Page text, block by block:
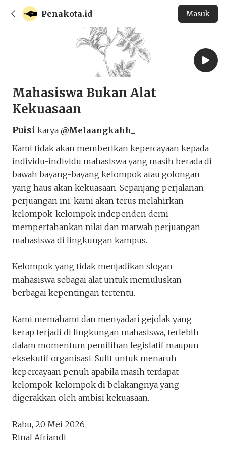
Penakota.id Masuk
Mahasiswa Bukan Alat
Kekuasaan
Puisi karya @Melaangkahh_
Mahasiswa Bukan Alat
Melaangkahh_
Penakota.id
Kami tidak akan memberikan kepercayaan kepada
individu-individu mahasiswa yang masih berada di
bawah bayang-bayang kelompok atau golongan
yang haus akan kekuasaan. Sepanjang perjalanan
perjuangan ini, kami akan terus melahirkan
kelompok-kelompok independen demi
mempertahankan nilai dan marwah perjuangan
mahasiswa di lingkungan kampus.
Kelompok yang tidak menjadikan slogan
mahasiswa sebagai alat untuk memuluskan
berbagai kepentingan tertentu.
Kami memahami dan menyadari gejolak yang
kerap terjadi di lingkungan mahasiswa, terlebih
dalam momentum pemilihan legislatif maupun
eksekutif organisasi. Sulit untuk menaruh
kepercayaan penuh apabila masih terdapat
kelompok-kelompok di belakangnya yang
digerakkan oleh ambisi kekuasaan.
Rabu, 20 Mei 2026
Rinal Afriandi
Keluar Unduh